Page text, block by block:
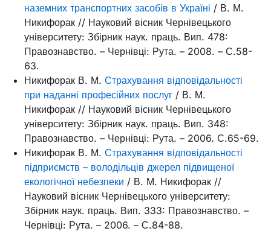
наземних транспортних засобів в Україні / В. М.
Никифорак // Науковий вісник Чернівецького
університету: Збірник наук. праць. Вип. 478:
Правознавство. – Чернівці: Рута. – 2008. – С.58-
63.
Никифорак В. М. Страхування відповідальності
при наданні професійних послуг / В. М.
Никифорак // Науковий вісник Чернівецького
університету: Збірник наук. праць. Вип. 348:
Правознавство. – Чернівці: Рута. – 2006. С.65-69.
Никифорак В. М. Страхування відповідальності
підприємств – володільців джерел підвищеної
екологічної небезпеки / В. М. Никифорак //
Науковий вісник Чернівецького університету:
Збірник наук. праць. Вип. 333: Правознавство. –
Чернівці: Рута. – 2006. – С.84-88.